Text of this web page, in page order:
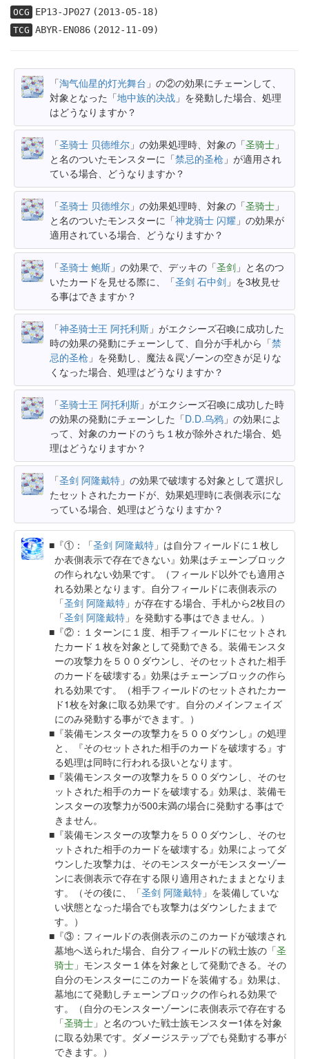
OCG EP13-JP027(2013-05-18)
TCG ABYR-EN086(2012-11-09)
「淘气仙星的灯光舞台 」の②の効果にチェーンして、
対象となった「地中族的决战 」を発動した場合、処理
はどうなりますか？
「圣骑士 贝德维尔 」の効果処理時、対象の「圣骑士 」
と名のついたモンスターに「禁忌的圣枪 」が適用され
ている場合、どうなりますか？
「圣骑士 贝德维尔 」の効果処理時、対象の「圣骑士 」
と名のついたモンスターに「神龙骑士 闪耀 」の効果が
適用されている場合、どうなりますか？
「圣骑士 鲍斯 」の効果で、デッキの「圣剑 」と名のつ
いたカードを見せる際に、「圣剑 石中剑 」を3枚見せ
る事はできますか？
「神圣骑士王 阿托利斯 」がエクシーズ召喚に成功した
時の効果の発動にチェーンして、自分が手札から「禁
忌的圣枪 」を発動し、魔法＆罠ゾーンの空きが足りな
くなった場合、処理はどうなりますか？
「圣骑士王 阿托利斯 」がエクシーズ召喚に成功した時
の効果の発動にチェーンした「D.D.乌鸦 」の効果によ
って、対象のカードのうち１枚が除外された場合、処
理はどうなりますか？
「圣剑 阿隆戴特 」の効果で破壊する対象として選択し
たセットされたカードが、効果処理時に表側表示にな
っている場合、処理はどうなりますか？
『①：「圣剑 阿隆戴特 」は自分フィールドに１枚し
か表側表示で存在できない』効果はチェーンブロック
の作られない効果です。（フィールド以外でも適用さ
れる効果となります。自分フィールドに表側表示の
「圣剑 阿隆戴特 」が存在する場合、手札から2枚目の
「圣剑 阿隆戴特 」を発動する事はできません。）
『②：１ターンに１度、相手フィールドにセットされ
たカード１枚を対象として発動できる。装備モンスタ
ーの攻撃力を５００ダウンし、そのセットされた相手
のカードを破壊する』効果はチェーンブロックの作ら
れる効果です。（相手フィールドのセットされたカー
ド1枚を対象に取る効果です。自分のメインフェイズ
にのみ発動する事ができます。）
『装備モンスターの攻撃力を５００ダウンし』の処理
と、『そのセットされた相手のカードを破壊する』す
る処理は同時に行われる扱いとなります。
『装備モンスターの攻撃力を５００ダウンし、そのセ
ットされた相手のカードを破壊する』効果は、装備モ
ンスターの攻撃力が500未満の場合に発動する事はで
きません。
『装備モンスターの攻撃力を５００ダウンし、そのセ
ットされた相手のカードを破壊する』効果によってダ
ウンした攻撃力は、そのモンスターがモンスターゾー
ンに表側表示で存在する限り適用されたままとなりま
す。（その後に、「圣剑 阿隆戴特 」を装備していな
い状態となった場合でも攻撃力はダウンしたままで
す。）
『③：フィールドの表側表示のこのカードが破壊され
墓地へ送られた場合、自分フィールドの戦士族の「圣
骑士 」モンスター１体を対象として発動できる。その
自分のモンスターにこのカードを装備する』効果は、
墓地にて発動しチェーンブロックの作られる効果で
す。（自分のモンスターゾーンに表側表示で存在する
「圣骑士 」と名のついた戦士族モンスター1体を対象
に取る効果です。ダメージステップでも発動する事が
できます。）